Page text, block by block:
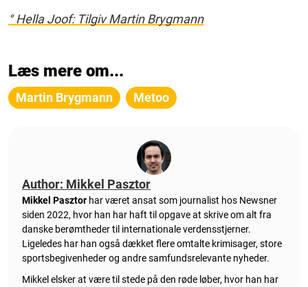
° Hella Joof: Tilgiv Martin Brygmann
Læs mere om...
Martin Brygmann Metoo
Author: Mikkel Pasztor
Mikkel Pasztor har været ansat som journalist hos Newsner
siden 2022, hvor han har haft til opgave at skrive om alt fra
danske berømtheder til internationale verdensstjerner.
Ligeledes har han også dækket flere omtalte krimisager, store
sportsbegivenheder og andre samfundsrelevante nyheder.
Mikkel elsker at være til stede på den røde løber, hvor han har